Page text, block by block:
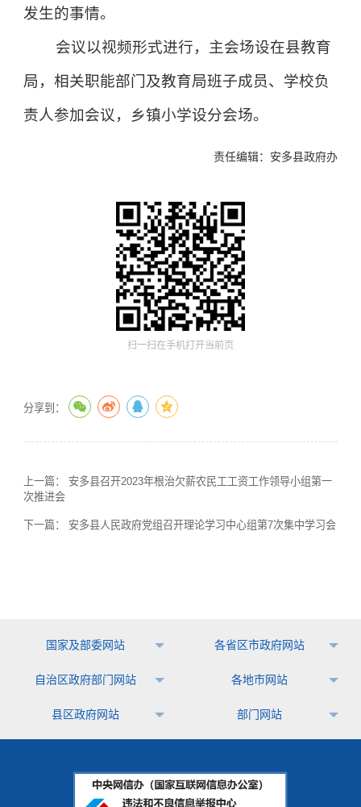
发生的事情。
会议以视频形式进行，主会场设在县教育
局，相关职能部门及教育局班子成员、学校负
责人参加会议，乡镇小学设分会场。
责任编辑：安多县政府办
扫一扫在手机打开当前页
分享到：
上一篇：
安多县召开2023年根治欠薪农民工工资工作领导小组第一
次推进会
下一篇： 安多县人民政府党组召开理论学习中心组第7次集中学习会
国家及部委网站 各省区市政府网站
自治区政府部门网站 各地市网站
县区政府网站 部门网站